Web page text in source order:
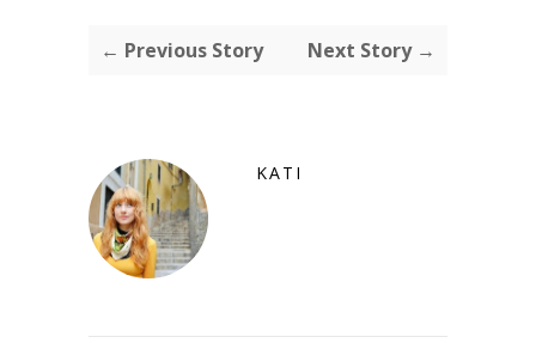
← Previous Story Next Story →
KATI